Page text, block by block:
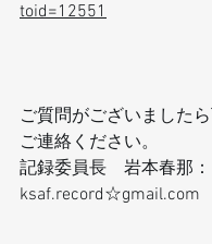
toid=12551
ご質問がございました
ご連絡ください。
記録委員長　岩本春那：
ksaf.record☆gmail.com